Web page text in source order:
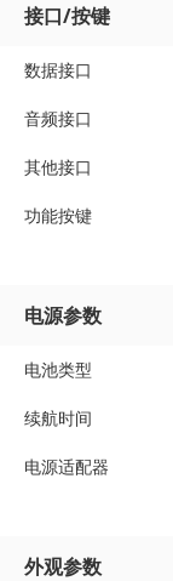
接口/按键
数据接口
音频接口
其他接口
功能按键
电源参数
电池类型
续航时间
电源适配器
外观参数